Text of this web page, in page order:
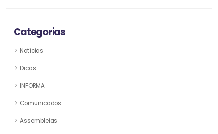
Categorias
Notícias
Dicas
INFORMA
Comunicados
Assembleias